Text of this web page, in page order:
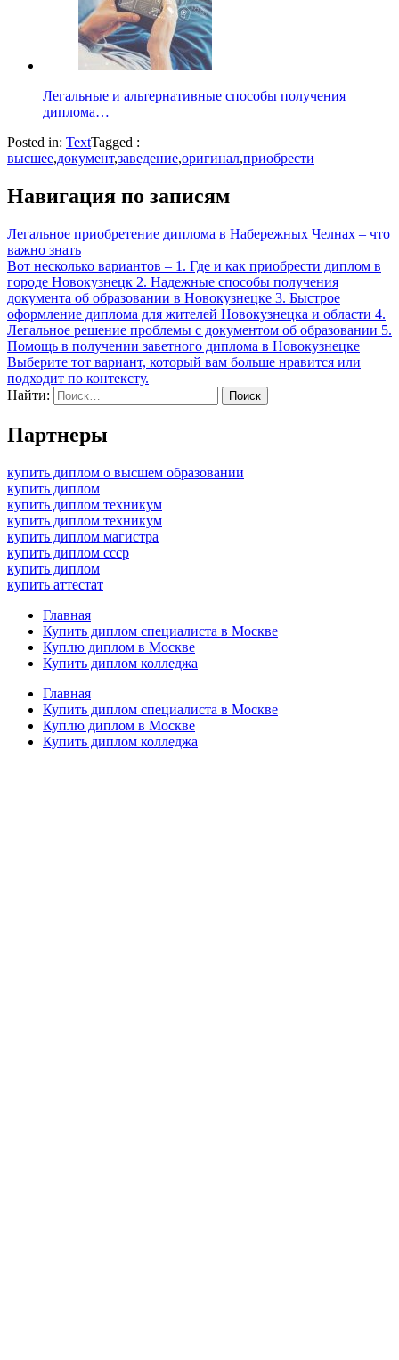
Легальные и альтернативные способы получения
диплома…
Posted in: TextTagged :
высшее,документ,заведение,оригинал,приобрести
Навигация по записям
Легальное приобретение диплома в Набережных Челнах – что
важно знать
Вот несколько вариантов – 1. Где и как приобрести диплом в
городе Новокузнецк 2. Надежные способы получения
документа об образовании в Новокузнецке 3. Быстрое
оформление диплома для жителей Новокузнецка и области 4.
Легальное решение проблемы с документом об образовании 5.
Помощь в получении заветного диплома в Новокузнецке
Выберите тот вариант, который вам больше нравится или
подходит по контексту.
Найти:
Партнеры
купить диплом о высшем образовании
купить диплом
купить диплом техникум
купить диплом техникум
купить диплом магистра
купить диплом ссср
купить диплом
купить аттестат
Главная
Купить диплом специалиста в Москве
Куплю диплом в Москве
Купить диплом колледжа
Главная
Купить диплом специалиста в Москве
Куплю диплом в Москве
Купить диплом колледжа